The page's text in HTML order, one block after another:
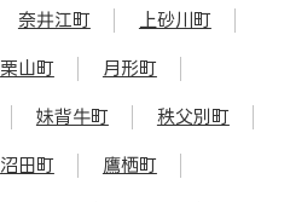
奈井江町 上砂川町
栗山町 月形町
妹背牛町 秩父別町
沼田町 鷹栖町